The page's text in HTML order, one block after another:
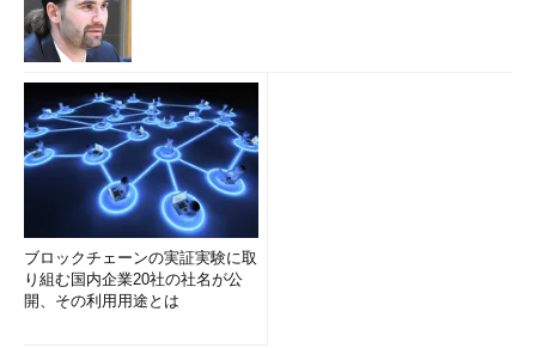
ブロックチェーンの実証実験に取
り組む国内企業20社の社名が公
開、その利用用途とは